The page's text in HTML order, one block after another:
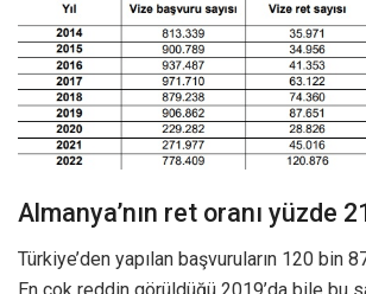
Almanya’nın ret oranı yüzde
Türkiye’den yapılan başvuruların 120 bin